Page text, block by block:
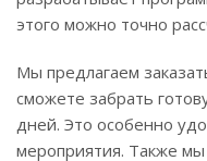
этого можно точно
Мы предлагаем
сможете забрать
дней. Это особенно
мероприятия. Также